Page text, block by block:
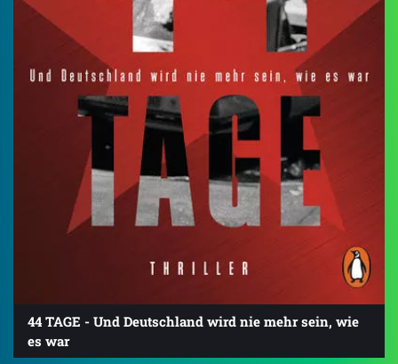
44 TAGE - Und Deutschland wird nie mehr sein, wie
es war